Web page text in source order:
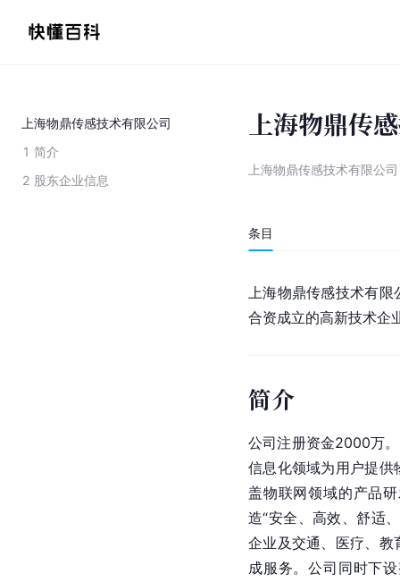
上海物鼎传感技术有限公司
1 简介
2 股东企业信息
上海物鼎传
上海物鼎传感技术有限公司
条目
上海物鼎传感技术有
合资成立的高新技术企
简介
公司注册资金2000万
信息化领域为用户提供
盖物联网领域的产品
造“安全、高效、舒适
企业及交通、医疗、教
成服务。公司同时下